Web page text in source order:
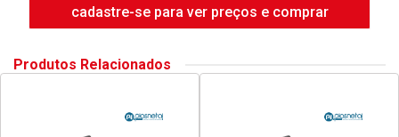
cadastre-se para ver preços e comprar
Produtos Relacionados